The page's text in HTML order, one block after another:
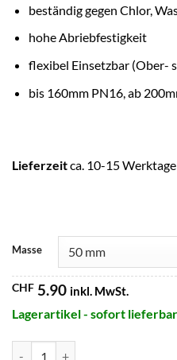
beständig gegen Chlor,
hohe Abriebfestigkeit
flexibel Einsetzbar (Ober-
bis 160mm PN16, ab
Lieferzeitca. 10-15
Masse
CHF 5.90 inkl. MwSt.
Lagerartikel - sofort lieferbar